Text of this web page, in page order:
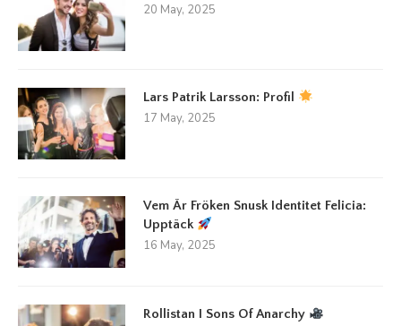
20 May, 2025
Lars Patrik Larsson: Profil
17 May, 2025
Vem Är Fröken Snusk Identitet Felicia:
Upptäck
16 May, 2025
Rollistan I Sons Of Anarchy